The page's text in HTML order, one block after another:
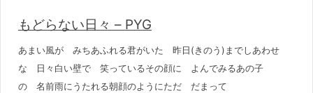
もどらない日々 – PYG
あまい風が みちあふれる君がいた 昨日(きのう)までしあわせ
な 日々白い壁で 笑っているその顔に よんでみるあの子
の 名前雨にうたれる朝顔のようにただ だまって